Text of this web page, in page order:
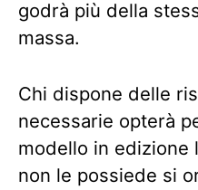
godrà più della
massa.
Chi dispone delle
necessarie opterà
modello in edizione
non le possiede si